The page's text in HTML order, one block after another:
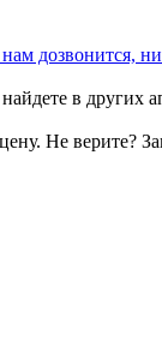
дозвонится,
в других
Не верите?